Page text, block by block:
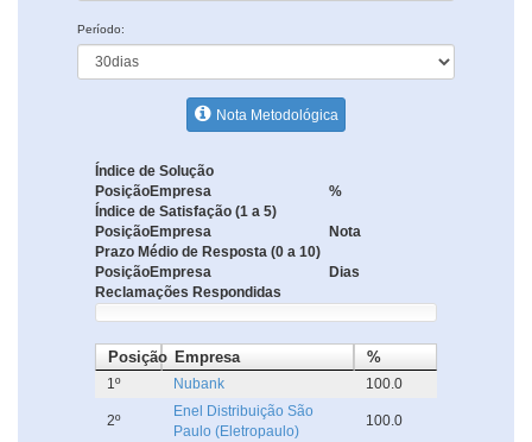
Período:
Nota Metodológica
Índice de Solução
PosiçãoEmpresa
%
Índice de Satisfação (1 a 5)
PosiçãoEmpresa
Nota
Prazo Médio de Resposta (0 a 10)
PosiçãoEmpresa
Dias
Reclamações Respondidas
Posição Empresa %
1º Nubank 100.0
2º
Enel Distribuição São
Paulo (Eletropaulo)
100.0